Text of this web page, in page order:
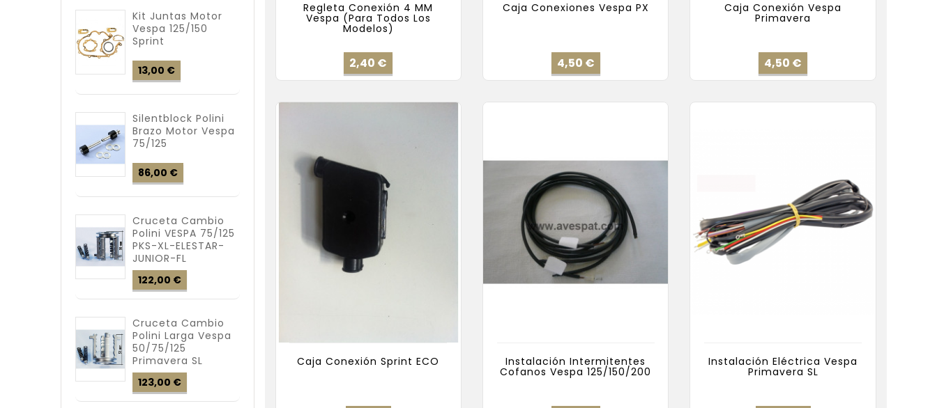
Kit Juntas Motor
Vespa 125/150
Sprint
13,00 €
Silentblock Polini
Brazo Motor Vespa
75/125
86,00 €
Cruceta Cambio
Polini VESPA 75/125
PKS-XL-ELESTAR-
JUNIOR-FL
122,00 €
Cruceta Cambio
Polini Larga Vespa
50/75/125
Primavera SL
123,00 €
Regleta Conexión 4 MM
Vespa (Para Todos Los
Modelos)
2,40 €
Caja Conexiones Vespa PX
4,50 €
Caja Conexión Vespa
Primavera
4,50 €
Caja Conexión Sprint ECO Instalación Intermitentes
Cofanos Vespa 125/150/200
Instalación Eléctrica Vespa
Primavera SL